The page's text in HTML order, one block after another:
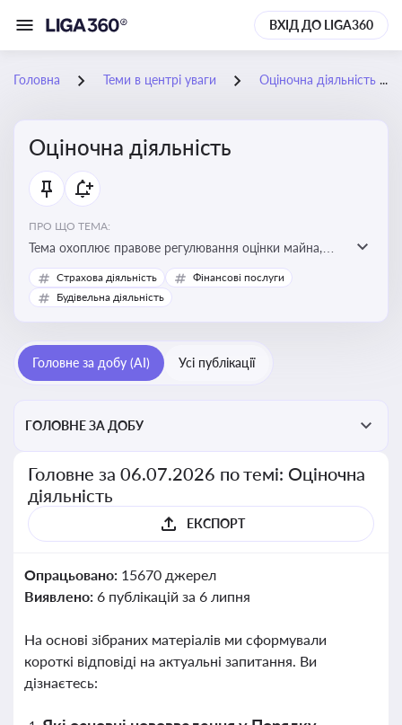
ВХІД ДО LIGA360
Головна Теми в центрі уваги Оціночна діяльність
Оціночна діяльність
ПРО ЩО ТЕМА:
Тема охоплює правове регулювання оцінки майна,
майнових прав і професійної діяльності оцінювачів,
включно з кваліфікаційними вимогами, звітністю та
корисне для власника бізнесу, керівника, юриста або
бухгалтера під час оподаткування, приватизації,
перевірки статусу суб'єктів оціночної діяльності
Страхова діяльність
Фінансові послуги
Будівельна діяльність
Головне за добу (AI) Усі публікації
ГОЛОВНЕ ЗА ДОБУ
Головне за 06.07.2026 по темі: Оціночна
діяльність
ЕКСПОРТ
Опрацьовано: 15670 джерел
Виявлено: 6 публікацій за 6 липня
На основі зібраних матеріалів ми сформували
короткі відповіді на актуальні запитання. Ви
дізнаєтесь: